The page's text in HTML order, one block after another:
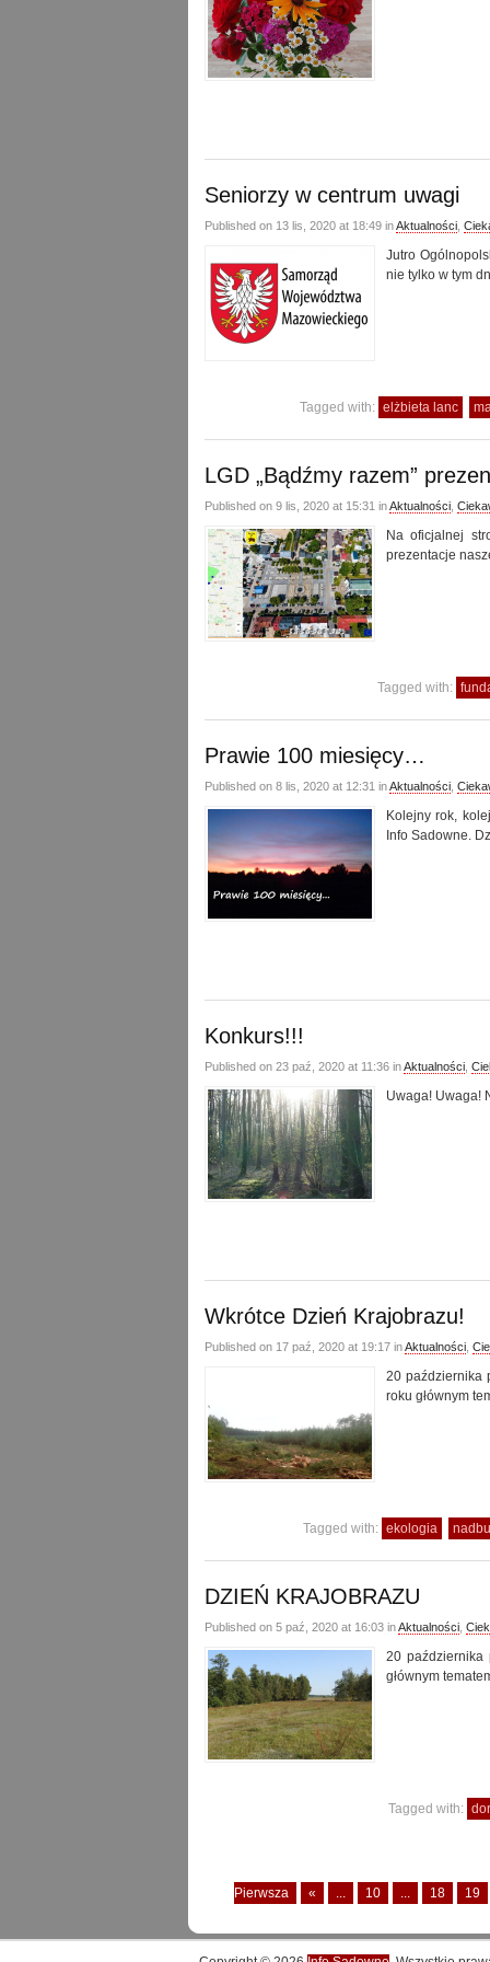
Seniorzy w centrum uwagi
Published on 13 lis, 2020 at 18:49 inAktualności
Jutro
nie tylko w tym
Tagged with: elżbieta lanc
LGD „Bądźmy razem”
Published on 9 lis, 2020 at 15:31 inAktualności
Na oficjalnej
prezentacje
Tagged with:
Prawie 100 miesięcy…
Published on 8 lis, 2020 at 12:31 inAktualności
Kolejny rok,
Info Sadowne.
Konkurs!!!
Published on 23 paź, 2020 at 11:36 inAktualności
Uwaga! Uwaga!
Wkrótce Dzień Krajobrazu!
Published on 17 paź, 2020 at 19:17 inAktualności
20 października
roku głównym
Tagged with: ekologia
DZIEŃ KRAJOBRAZU
Published on 5 paź, 2020 at 16:03 inAktualności
20 października
głównym
Tagged with:
Pierwsza « ... 10 ... 18 19